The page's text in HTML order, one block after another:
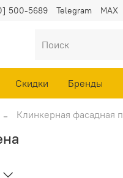
500-5689 Telegram MAX
Скидки Бренды
Клинкерная фасадная